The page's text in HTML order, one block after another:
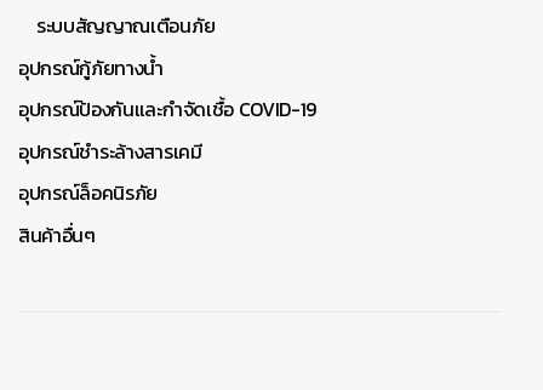
ระบบสัญญาณเตือนภัย
อุปกรณ์กู้ภัยทางน้ำ
อุปกรณ์ป้องกันและกำจัดเชื้อ COVID-19
อุปกรณ์ชำระล้างสารเคมี
อุปกรณ์ล็อคนิรภัย
สินค้าอื่นๆ